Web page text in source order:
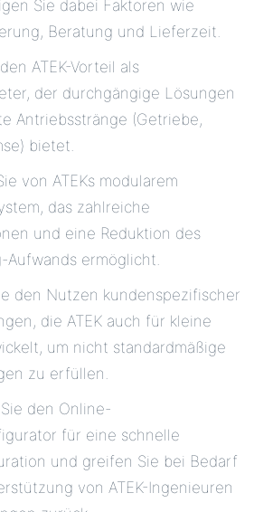
Sie dabei Faktoren wie
Beratung und Lieferzeit.
ATEK-Vorteil als
der durchgängige Lösungen
Antriebsstränge (Getriebe,
bietet.
von ATEKs modularem
das zahlreiche
und eine Reduktion des
Aufwands ermöglicht.
den Nutzen kundenspezifischer
die ATEK auch für kleine
um nicht standardmäßige
zu erfüllen.
den Online-
für eine schnelle
und greifen Sie bei Bedarf
von ATEK-Ingenieuren